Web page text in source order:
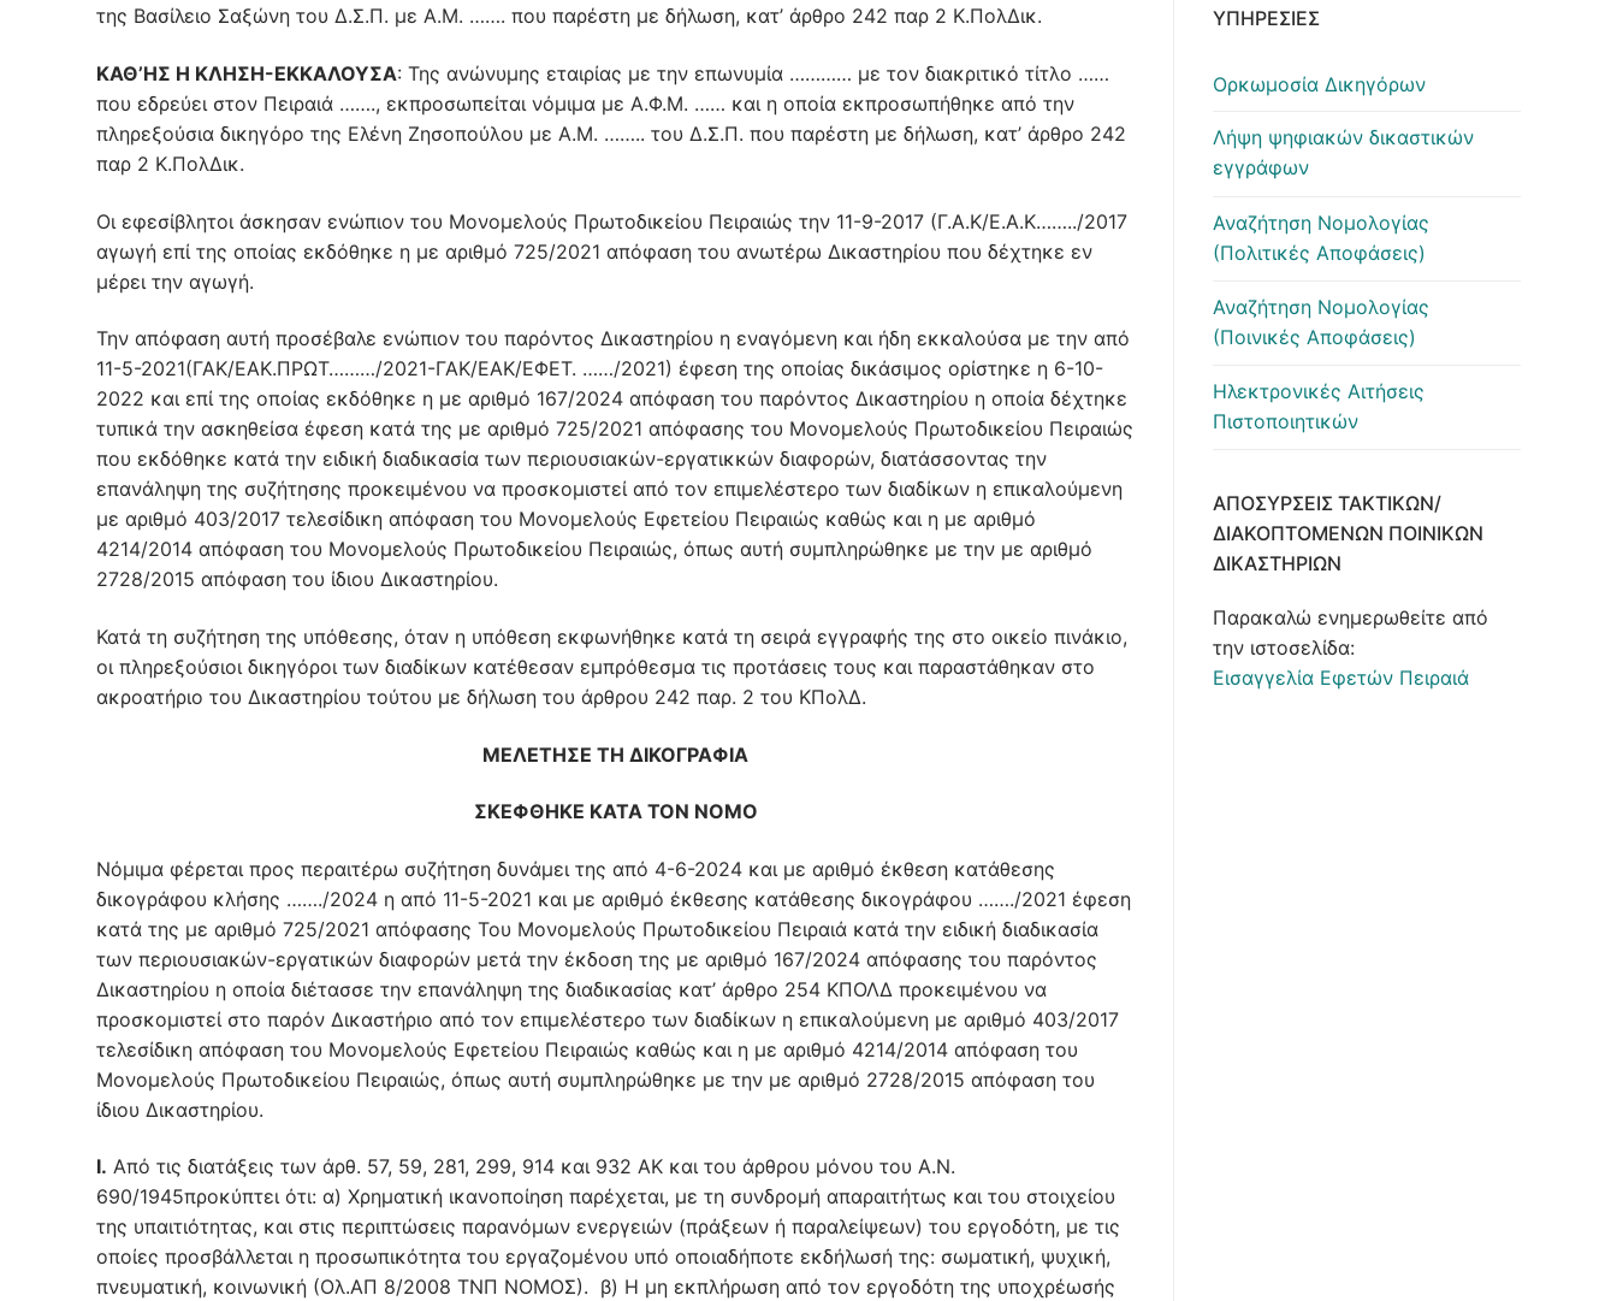
της Βασίλειο Σαξώνη του Δ.Σ.Π. με Α.Μ. ……. που παρέστη με δήλωση, κατ’ άρθρο 242 παρ 2 Κ.ΠολΔικ.
ΚΑΘ’ΗΣ Η ΚΛΗΣΗ-ΕΚΚΑΛΟΥΣΑ: Της ανώνυμης εταιρίας με την επωνυμία ………… με τον διακριτικό τίτλο ……
που εδρεύει στον Πειραιά ……., εκπροσωπείται νόμιμα με Α.Φ.Μ. …… και η οποία εκπροσωπήθηκε από την
πληρεξούσια δικηγόρο της Ελένη Ζησοπούλου με Α.Μ. …….. του Δ.Σ.Π. που παρέστη με δήλωση, κατ’ άρθρο 242
παρ 2 Κ.ΠολΔικ.
Οι εφεσίβλητοι άσκησαν ενώπιον του Μονομελούς Πρωτοδικείου Πειραιώς την 11-9-2017 (Γ.Α.Κ/Ε.Α.Κ……../2017
αγωγή επί της οποίας εκδόθηκε η με αριθμό 725/2021 απόφαση του ανωτέρω Δικαστηρίου που δέχτηκε εν
μέρει την αγωγή.
Την απόφαση αυτή προσέβαλε ενώπιον του παρόντος Δικαστηρίου η εναγόμενη και ήδη εκκαλούσα με την από
11-5-2021(ΓΑΚ/ΕΑΚ.ΠΡΩΤ………/2021-ΓΑΚ/ΕΑΚ/ΕΦΕΤ. ……/2021) έφεση της οποίας δικάσιμος ορίστηκε η 6-10-
2022 και επί της οποίας εκδόθηκε η με αριθμό 167/2024 απόφαση του παρόντος Δικαστηρίου η οποία δέχτηκε
τυπικά την ασκηθείσα έφεση κατά της με αριθμό 725/2021 απόφασης του Μονομελούς Πρωτοδικείου Πειραιώς
που εκδόθηκε κατά την ειδική διαδικασία των περιουσιακών-εργατικκών διαφορών, διατάσσοντας την
επανάληψη της συζήτησης προκειμένου να προσκομιστεί από τον επιμελέστερο των διαδίκων η επικαλούμενη
με αριθμό 403/2017 τελεσίδικη απόφαση του Μονομελούς Εφετείου Πειραιώς καθώς και η με αριθμό
4214/2014 απόφαση του Μονομελούς Πρωτοδικείου Πειραιώς, όπως αυτή συμπληρώθηκε με την με αριθμό
2728/2015 απόφαση του ίδιου Δικαστηρίου.
Κατά τη συζήτηση της υπόθεσης, όταν η υπόθεση εκφωνήθηκε κατά τη σειρά εγγραφής της στο οικείο πινάκιο,
οι πληρεξούσιοι δικηγόροι των διαδίκων κατέθεσαν εμπρόθεσμα τις προτάσεις τους και παραστάθηκαν στο
ακροατήριο του Δικαστηρίου τούτου με δήλωση του άρθρου 242 παρ. 2 του ΚΠολΔ.
ΜΕΛΕΤΗΣΕ ΤΗ ΔΙΚΟΓΡΑΦΙΑ
ΣΚΕΦΘΗΚΕ ΚΑΤΑ ΤΟΝ ΝΟΜΟ
Νόμιμα φέρεται προς περαιτέρω συζήτηση δυνάμει της από 4-6-2024 και με αριθμό έκθεση κατάθεσης
δικογράφου κλήσης ……./2024 η από 11-5-2021 και με αριθμό έκθεσης κατάθεσης δικογράφου ……./2021 έφεση
κατά της με αριθμό 725/2021 απόφασης Του Μονομελούς Πρωτοδικείου Πειραιά κατά την ειδική διαδικασία
των περιουσιακών-εργατικών διαφορών μετά την έκδοση της με αριθμό 167/2024 απόφασης του παρόντος
Δικαστηρίου η οποία διέτασσε την επανάληψη της διαδικασίας κατ’ άρθρο 254 ΚΠΟΛΔ προκειμένου να
προσκομιστεί στο παρόν Δικαστήριο από τον επιμελέστερο των διαδίκων η επικαλούμενη με αριθμό 403/2017
τελεσίδικη απόφαση του Μονομελούς Εφετείου Πειραιώς καθώς και η με αριθμό 4214/2014 απόφαση του
Μονομελούς Πρωτοδικείου Πειραιώς, όπως αυτή συμπληρώθηκε με την με αριθμό 2728/2015 απόφαση του
ίδιου Δικαστηρίου.
Ι. Από τις διατάξεις των άρθ. 57, 59, 281, 299, 914 και 932 ΑΚ και του άρθρου μόνου του Α.Ν.
690/1945προκύπτει ότι: α) Χρηματική ικανοποίηση παρέχεται, με τη συνδρομή απαραιτήτως και του στοιχείου
της υπαιτιότητας, και στις περιπτώσεις παρανόμων ενεργειών (πράξεων ή παραλείψεων) του εργοδότη, με τις
οποίες προσβάλλεται η προσωπικότητα του εργαζομένου υπό οποιαδήποτε εκδήλωσή της: σωματική, ψυχική,
πνευματική, κοινωνική (Ολ.ΑΠ 8/2008 ΤΝΠ ΝΟΜΟΣ). β) Η μη εκπλήρωση από τον εργοδότη της υποχρέωσής
ΥΠΗΡΕΣΊΕΣ
Ορκωμοσία Δικηγόρων
Λήψη ψηφιακών δικαστικών
εγγράφων
Αναζήτηση Νομολογίας
(Πολιτικές Αποφάσεις)
Αναζήτηση Νομολογίας
(Ποινικές Αποφάσεις)
Ηλεκτρονικές Αιτήσεις
Πιστοποιητικών
ΑΠΟΣΎΡΣΕΙΣ ΤΑΚΤΙΚΏΝ/
ΔΙΑΚΟΠΤΌΜΕΝΩΝ ΠΟΙΝΙΚΏΝ
ΔΙΚΑΣΤΗΡΊΩΝ
Παρακαλώ ενημερωθείτε από
την ιστοσελίδα:
Εισαγγελία Εφετών Πειραιά